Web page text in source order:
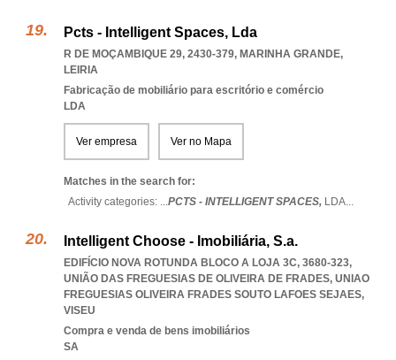
Pcts - Intelligent Spaces, Lda
R DE MOÇAMBIQUE 29, 2430-379, MARINHA GRANDE,
LEIRIA
Fabricação de mobiliário para escritório e comércio
LDA
Ver empresa Ver no Mapa
Matches in the search for:
Activity categories: ...PCTS - INTELLIGENT SPACES, LDA...
Intelligent Choose - Imobiliária, S.a.
EDIFÍCIO NOVA ROTUNDA BLOCO A LOJA 3C, 3680-323,
UNIÃO DAS FREGUESIAS DE OLIVEIRA DE FRADES, UNIAO
FREGUESIAS OLIVEIRA FRADES SOUTO LAFOES SEJAES,
VISEU
Compra e venda de bens imobiliários
SA